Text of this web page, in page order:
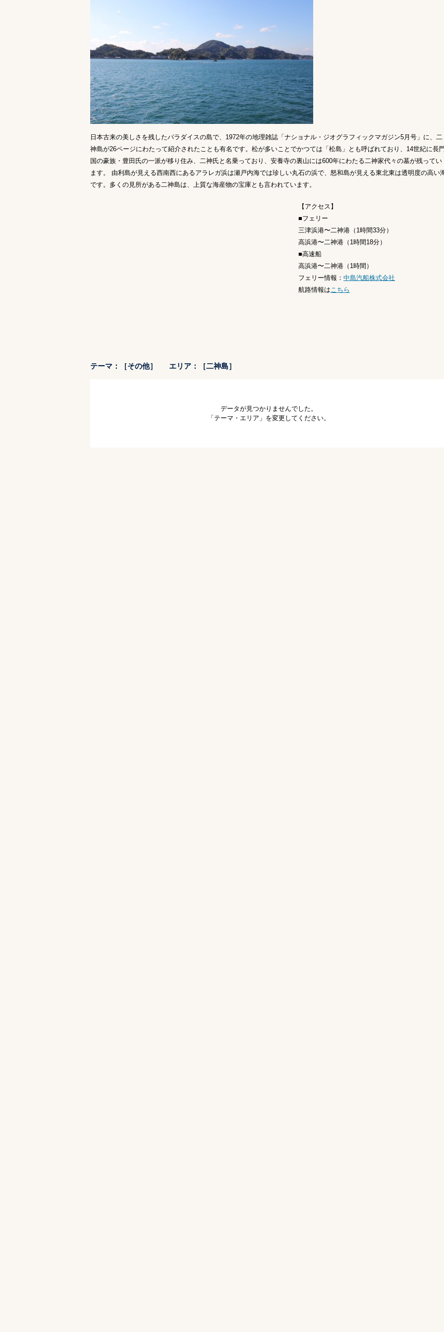
日本古来の美しさを残したパラダイスの島で、1972年の地理雑誌「ナショナル・ジオグラフィックマガジン5月号」に、二
神島が26ページにわたって紹介されたことも有名です。松が多いことでかつては「松島」とも呼ばれており、14世紀に長
国の豪族・豊田氏の一派が移り住み、二神氏と名乗っており、安養寺の裏山には600年にわたる二神家代々の墓が残ってい
ます。 由利島が見える西南西にあるアラレガ浜は瀬戸内海では珍しい丸石の浜で、怒和島が見える東北東は透明度の高い
です。多くの見所がある二神島は、上質な海産物の宝庫とも言われています。
【アクセス】
■フェリー
三津浜港〜二神港（1時間33分）
高浜港〜二神港（1時間18分）
■高速船
高浜港〜二神港（1時間）
フェリー情報： 中島汽船株式会社
航路情報はこちら
テーマ：［その他］ エリア：［二神島］
データが見つかりませんでした。
「テーマ・エリア」を変更してください。